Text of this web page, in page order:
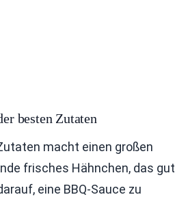
besten Zutaten
macht einen großen
frisches Hähnchen, das gut
eine BBQ-Sauce zu